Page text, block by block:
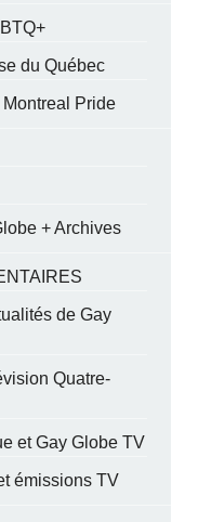
du Québec
Pride
+ Archives
de Gay
Quatre-
et Gay Globe TV
émissions TV